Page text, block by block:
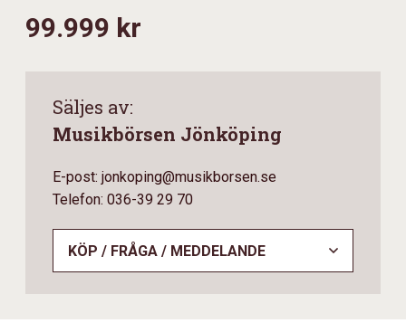
99.999 kr
Säljes av:
Musikbörsen Jönköping
E-post: jonkoping@musikborsen.se
Telefon: 036-39 29 70
KÖP / FRÅGA / MEDDELANDE